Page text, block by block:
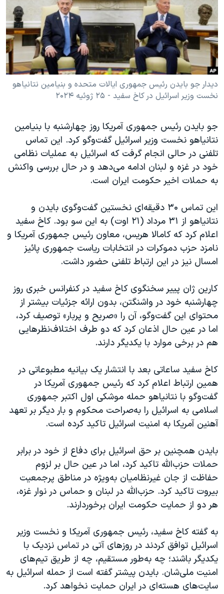
فرهنگ و زندگی
حقوق شهروندی
اقتصادی
علم و فناوری
اسرائیل در جنگ
گالری عکس
مستندها
انتخابات ریاست جمهوری آمریکا ۲۰۲۴
حمله جمهوری اسلامی به اسرائیل
رمز مهسا
ورزش زنان در ایران
اعتراضات زن، زندگی، آزادی
تریبونال مردمی آبان ۹۸
دادگاه حمید نوری
چهل سال گروگان‌گیری
اعتراضات مردمی آبان ۹۸
اسرائیل در جنگ
نرگس محمدی برنده جایزه نوبل صلح
همایش محافظه‌کاران آمریکا «سی‌پک»
سفر پرزیدنت ترامپ به چین
دنبال کنید
زبانهای مختلف
دیدار جو بایدن رئیس جمهوری ایالات متحده و بنیامین نتانیاهو
نخست وزیر اسرائیل در کاخ سفید - ۲۵ ژوئیه ۲۰۲۴
جو بایدن رئیس‌ جمهوری آمریکا روز چهارشنبه با بنیامین
نتانیاهو نخست‌ وزیر اسرائیل گفت‌وگو کرد. این تماس
تلفنی در حالی انجام گرفت که اسرائیل به عملیات نظامی
خود در غزه و لبنان ادامه می‌دهد و در حال بررسی واکنش
به حملات اخیر حکومت ایران است.
این تماس ۳۰ دقیقه‌ای نخستین گفت‌وگوی بایدن و
نتانیاهو از ۳۱ مرداد (۲۱ اوت) به این سو بود. کاخ سفید
اعلام کرد که کامالا هریس، معاون رئیس‌ جمهوری آمریکا و
نامزد حزب دموکرات در انتخابات ریاست جمهوری پائیز
امسال نیز در این ارتباط تلفنی حضور داشت.
کارین ژان پییر سخنگوی کاخ سفید در کنفرانس خبری روز
چهارشنبه خود در واشنگتن، بدون ارائه جزئیات بیشتر از
محتوای این گفت‌وگو، آن را «صریح و پربار» توصیف کرد،
اما در عین حال اذعان کرد که دو طرف اختلاف‌نظرهایی
هم در برخی موارد با یکدیگر دارند.
کاخ سفید ساعاتی بعد با انتشار یک بیانیه مطبوعاتی در
همین ارتباط اعلام کرد که رئیس جمهوری آمریکا در
گفت‌وگو با نتانیاهو حمله موشکی اول اکتبر جمهوری
اسلامی به اسرائیل را به‌صراحت محکوم و بار دیگر بر تعهد
آهنین آمریکا به امنیت اسرائیل تاکید کرده است.
بایدن همچنین بر حق اسرائیل برای دفاع از خود در برابر
حملات حزب‌الله تاکید کرد، اما در عین حال بر لزوم
حفاظت از جان غیرنظامیان به‌ویژه در مناطق پرجمعیت
بیروت تاکید کرد. حزب‌الله در لبنان و حماس در نوار غزه،
هر دو از حمایت حکومت ایران برخوردارند.
به گفته کاخ سفید، رئیس جمهوری آمریکا و نخست وزیر
اسرائیل توافق کردند در روزهای آتی در تماس نزدیک با
یکدیگر باشند؛ چه به‌طور مستقیم، چه از طریق تیم‌های
امنیت ملی‌شان. بایدن پیشتر گفته است از حمله اسرائیل به
سایت‌های هسته‌ای در ایران حمایت نخواهد کرد.